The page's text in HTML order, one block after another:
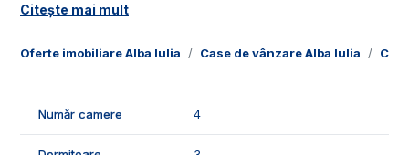
Oferte imobiliare Alba Iulia Case de vânzare Alba Iulia
si canalizare.
- 1 living;
Citește mai mult
Număr camere 4